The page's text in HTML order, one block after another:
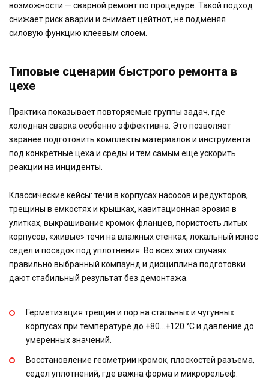
возможности — сварной ремонт по процедуре. Такой подход
снижает риск аварии и снимает цейтнот, не подменяя
силовую функцию клеевым слоем.
Типовые сценарии быстрого ремонта в
цехе
Практика показывает повторяемые группы задач, где
холодная сварка особенно эффективна. Это позволяет
заранее подготовить комплекты материалов и инструмента
под конкретные цеха и среды и тем самым еще ускорить
реакции на инциденты.
Классические кейсы: течи в корпусах насосов и редукторов,
трещины в емкостях и крышках, кавитационная эрозия в
улитках, выкрашивание кромок фланцев, пористость литых
корпусов, «живые» течи на влажных стенках, локальный износ
седел и посадок под уплотнения. Во всех этих случаях
правильно выбранный компаунд и дисциплина подготовки
дают стабильный результат без демонтажа.
Герметизация трещин и пор на стальных и чугунных
корпусах при температуре до +80…+120 °C и давление до
умеренных значений.
Восстановление геометрии кромок, плоскостей разъема,
седел уплотнений, где важна форма и микрорельеф.